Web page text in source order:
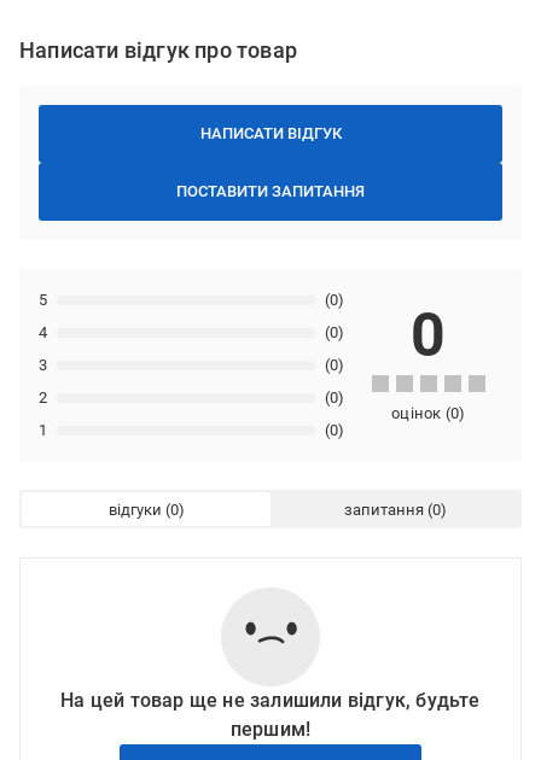
Написати відгук про товар
НАПИСАТИ ВІДГУК
ПОСТАВИТИ ЗАПИТАННЯ
1 (0)
2 (0)
3 (0)
4 (0)
5 (0)
0
оцінок (0)
відгуки запитання
На цей товар ще не залишили відгук, будьте
першим!